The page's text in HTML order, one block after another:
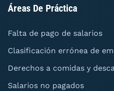
Áreas De Práctica
Falta de pago de salarios
Clasificación errónea de
Derechos a comidas y
Salarios no pagados